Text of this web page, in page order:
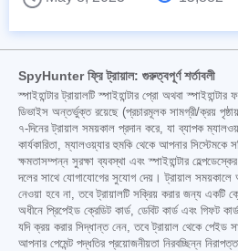
SpyHunter ফ্রি ট্রায়াল: গুরুত্বপূর্ণ শর্তাবলী
স্পাইহান্টার ট্রায়ালটি স্পাইহান্টার প্রো অথবা
ডিভাইস অন্তর্ভুক্ত রয়েছে (প্রচারমূলক সামগ্রী/ক্রয়
৭-দিনের ট্রায়াল সময়কাল প্রদান করে, যা ব্যাপক
কার্যকারিতা, ম্যালওয়্যার হুমকি থেকে আপনার সিস্টেমকে
ক্ষমতাসম্পন্ন সুরক্ষা ব্যবস্থা এবং স্পাইহান্টার
দলের সাথে যোগাযোগের সুযোগ দেয়। ট্রায়াল
নেওয়া হবে না, তবে ট্রায়ালটি সক্রিয় করার জন্য একটি
অধীনে প্রিপেইড ক্রেডিট কার্ড, ডেবিট কার্ড এবং গিফট
যদি ক্রয় করার সিদ্ধান্ত নেন, তবে ট্রায়াল থেকে পেইড
আপনার পেমেন্ট পদ্ধতির প্রয়োজনীয়তা নিরবচ্ছিন্ন